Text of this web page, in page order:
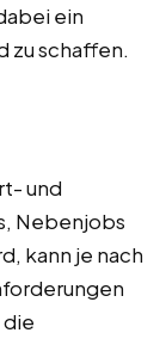
ein
zu schaffen.
und
Nebenjobs
kann je nach